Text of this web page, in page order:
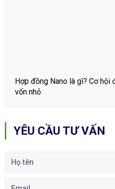
Hợp đồng Nano là gì? Cơ hội
vốn nhỏ
YÊU CẦU TƯ VẤN